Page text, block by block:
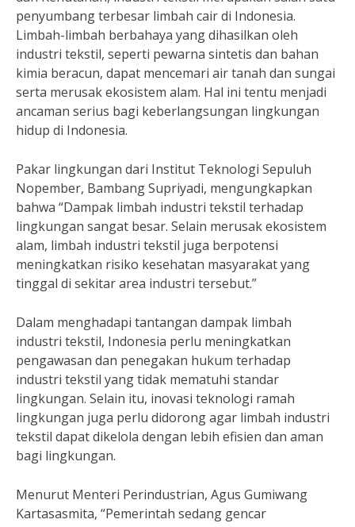
penyumbang terbesar limbah cair di Indonesia.
Limbah-limbah berbahaya yang dihasilkan oleh
industri tekstil, seperti pewarna sintetis dan bahan
kimia beracun, dapat mencemari air tanah dan sungai
serta merusak ekosistem alam. Hal ini tentu menjadi
ancaman serius bagi keberlangsungan lingkungan
hidup di Indonesia.
Pakar lingkungan dari Institut Teknologi Sepuluh
Nopember, Bambang Supriyadi, mengungkapkan
bahwa “Dampak limbah industri tekstil terhadap
lingkungan sangat besar. Selain merusak ekosistem
alam, limbah industri tekstil juga berpotensi
meningkatkan risiko kesehatan masyarakat yang
tinggal di sekitar area industri tersebut.”
Dalam menghadapi tantangan dampak limbah
industri tekstil, Indonesia perlu meningkatkan
pengawasan dan penegakan hukum terhadap
industri tekstil yang tidak mematuhi standar
lingkungan. Selain itu, inovasi teknologi ramah
lingkungan juga perlu didorong agar limbah industri
tekstil dapat dikelola dengan lebih efisien dan aman
bagi lingkungan.
Menurut Menteri Perindustrian, Agus Gumiwang
Kartasasmita, “Pemerintah sedang gencar